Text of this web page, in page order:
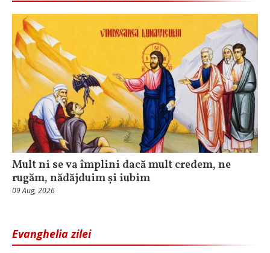
Mult ni se va împlini dacă mult credem, ne
rugăm, nădăjduim și iubim
09 Aug, 2026
Evanghelia zilei